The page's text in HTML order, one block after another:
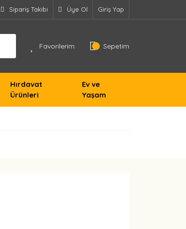
Sipariş Takibi Üye Ol Giriş Yap
Favorilerim Sepetim
Hırdavat
Ürünleri
Ev ve
Yaşam